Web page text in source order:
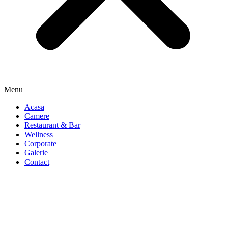
Menu
Acasa
Camere
Restaurant & Bar
Wellness
Corporate
Galerie
Contact